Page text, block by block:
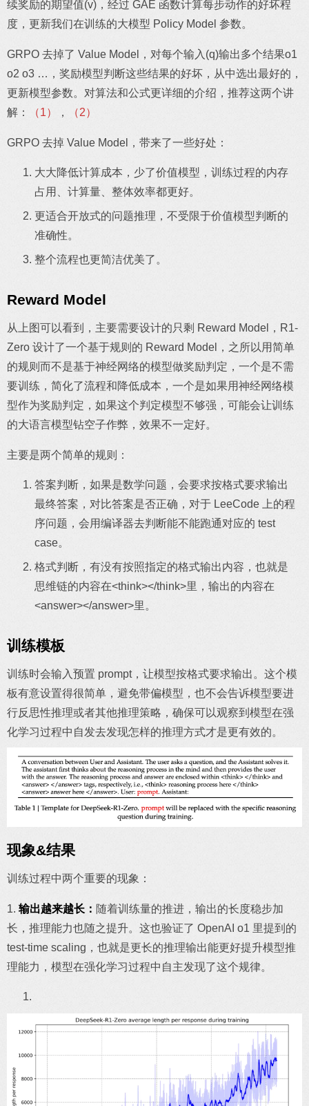
续奖励的期望值(v)，经过 GAE 函数计算每步动作的好坏程
度，更新我们在训练的大模型 Policy Model 参数。
GRPO 去掉了 Value Model，对每个输入(q)输出多个结果o1
o2 o3 …，奖励模型判断这些结果的好坏，从中选出最好的，
更新模型参数。对算法和公式更详细的介绍，推荐这两个讲
解：
（1） ， （2）
GRPO 去掉 Value Model，带来了一些好处：
大大降低计算成本，少了价值模型，训练过程的内存
占用、计算量、整体效率都更好。
更适合开放式的问题推理，不受限于价值模型判断的
准确性。
整个流程也更简洁优美了。
Reward Model
从上图可以看到，主要需要设计的只剩 Reward Model，R1-
Zero 设计了一个基于规则的 Reward Model，之所以用简单
的规则而不是基于神经网络的模型做奖励判定，一个是不需
要训练，简化了流程和降低成本，一个是如果用神经网络模
型作为奖励判定，如果这个判定模型不够强，可能会让训练
的大语言模型钻空子作弊，效果不一定好。
主要是两个简单的规则：
答案判断，如果是数学问题，会要求按格式要求输出
最终答案，对比答案是否正确，对于 LeeCode 上的程
序问题，会用编译器去判断能不能跑通对应的 test
case。
格式判断，有没有按照指定的格式输出内容，也就是
思维链的内容在<think></think>里，输出的内容在
<answer></answer>里。
训练模板
训练时会输入预置 prompt，让模型按格式要求输出。这个模
板有意设置得很简单，避免带偏模型，也不会告诉模型要进
行反思性推理或者其他推理策略，确保可以观察到模型在强
化学习过程中自发去发现怎样的推理方式才是更有效的。
现象&结果
训练过程中两个重要的现象：
1. 输出越来越长： 随着训练量的推进，输出的长度稳步加
长，推理能力也随之提升。这也验证了 OpenAI o1 里提到的
test-time scaling，也就是更长的推理输出能更好提升模型推
理能力，模型在强化学习过程中自主发现了这个规律。